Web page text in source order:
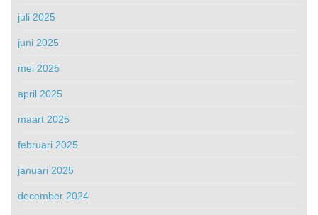
juli 2025
juni 2025
mei 2025
april 2025
maart 2025
februari 2025
januari 2025
december 2024